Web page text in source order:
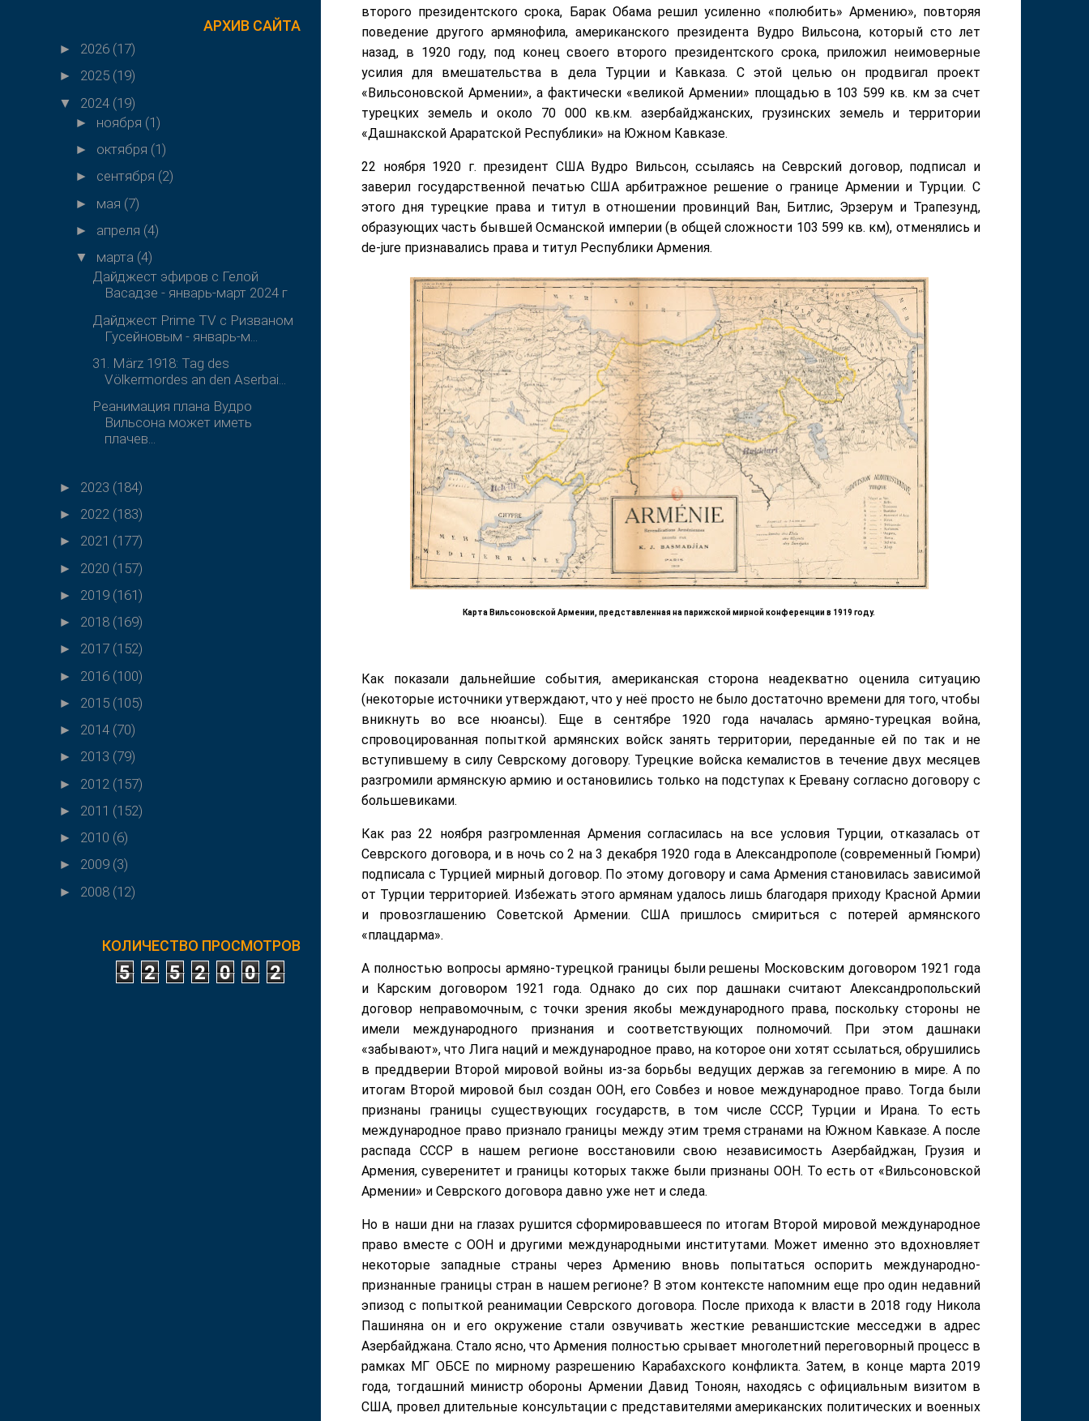
АРХИВ САЙТА
► 2026 (17)
► 2025 (19)
▼ 2024 (19)
► ноября (1)
► октября (1)
► сентября (2)
► мая (7)
► апреля (4)
▼ марта (4)
Дайджест эфиров с Гелой
Васадзе - январь-март 2024 г
Дайджест Prime TV с Ризваном
Гусейновым - январь-м...
31. März 1918: Tag des
Völkermordes an den Aserbai...
Реанимация плана Вудро
Вильсона может иметь
плачев...
► 2023 (184)
► 2022 (183)
► 2021 (177)
► 2020 (157)
► 2019 (161)
► 2018 (169)
► 2017 (152)
► 2016 (100)
► 2015 (105)
► 2014 (70)
► 2013 (79)
► 2012 (157)
► 2011 (152)
► 2010 (6)
► 2009 (3)
► 2008 (12)
КОЛИЧЕСТВО ПРОСМОТРОВ
5 2 5 2 0 0 2
второго президентского срока, Барак Обама решил усиленно «полюбить» Армению», повторяя
поведение другого армянофила, американского президента Вудро Вильсона, который сто лет
назад, в 1920 году, под конец своего второго президентского срока, приложил неимоверные
усилия для вмешательства в дела Турции и Кавказа. С этой целью он продвигал проект
«Вильсоновской Армении», а фактически «великой Армении» площадью в 103 599 кв. км за счет
турецких земель и около 70 000 кв.км. азербайджанских, грузинских земель и территории
«Дашнакской Араратской Республики» на Южном Кавказе.
22 ноября 1920 г. президент США Вудро Вильсон, ссылаясь на Севрский договор, подписал и
заверил государственной печатью США арбитражное решение о границе Армении и Турции. С
этого дня турецкие права и титул в отношении провинций Ван, Битлис, Эрзерум и Трапезунд,
образующих часть бывшей Османской империи (в общей сложности 103 599 кв. км), отменялись и
de-jure признавались права и титул Республики Армения.
Карта Вильсоновской Армении, представленная на парижской мирной конференции в 1919 году.
Как показали дальнейшие события, американская сторона неадекватно оценила ситуацию
(некоторые источники утверждают, что у неё просто не было достаточно времени для того, чтобы
вникнуть во все нюансы). Еще в сентябре 1920 года началась армяно-турецкая война,
спровоцированная попыткой армянских войск занять территории, переданные ей по так и не
вступившему в силу Севрскому договору. Турецкие войска кемалистов в течение двух месяцев
разгромили армянскую армию и остановились только на подступах к Еревану согласно договору с
большевиками.
Как раз 22 ноября разгромленная Армения согласилась на все условия Турции, отказалась от
Севрского договора, и в ночь со 2 на 3 декабря 1920 года в Александрополе (современный Гюмри)
подписала с Турцией мирный договор. По этому договору и сама Армения становилась зависимой
от Турции территорией. Избежать этого армянам удалось лишь благодаря приходу Красной Армии
и провозглашению Советской Армении. США пришлось смириться с потерей армянского
«плацдарма».
А полностью вопросы армяно-турецкой границы были решены Московским договором 1921 года
и Карским договором 1921 года. Однако до сих пор дашнаки считают Александропольский
договор неправомочным, с точки зрения якобы международного права, поскольку стороны не
имели международного признания и соответствующих полномочий. При этом дашнаки
«забывают», что Лига наций и международное право, на которое они хотят ссылаться, обрушились
в преддверии Второй мировой войны из-за борьбы ведущих держав за гегемонию в мире. А по
итогам Второй мировой был создан ООН, его Совбез и новое международное право. Тогда были
признаны границы существующих государств, в том числе СССР, Турции и Ирана. То есть
международное право признало границы между этим тремя странами на Южном Кавказе. А после
распада СССР в нашем регионе восстановили свою независимость Азербайджан, Грузия и
Армения, суверенитет и границы которых также были признаны ООН. То есть от «Вильсоновской
Армении» и Севрского договора давно уже нет и следа.
Но в наши дни на глазах рушится сформировавшееся по итогам Второй мировой международное
право вместе с ООН и другими международными институтами. Может именно это вдохновляет
некоторые западные страны через Армению вновь попытаться оспорить международно-
признанные границы стран в нашем регионе? В этом контексте напомним еще про один недавний
эпизод с попыткой реанимации Севрского договора. После прихода к власти в 2018 году Никола
Пашиняна он и его окружение стали озвучивать жесткие реваншистские месседжи в адрес
Азербайджана. Стало ясно, что Армения полностью срывает многолетний переговорный процесс в
рамках МГ ОБСЕ по мирному разрешению Карабахского конфликта. Затем, в конце марта 2019
года, тогдашний министр обороны Армении Давид Тоноян, находясь с официальным визитом в
США, провел длительные консультации с представителями американских политических и военных